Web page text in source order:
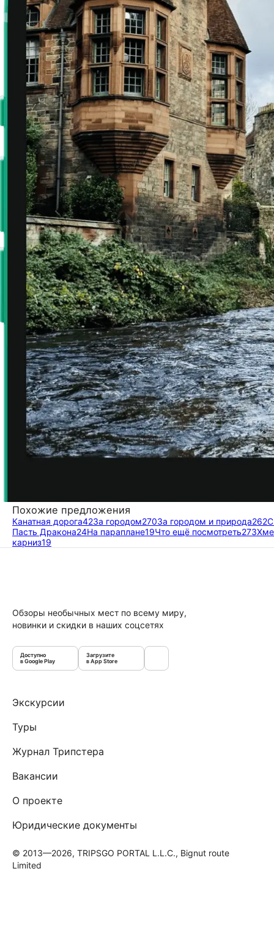
Похожие предложения
Канатная дорога42За городом270За городом и природа262
Пасть Дракона24На параплане19Что ещё посмотреть273
карниз19
Обзоры необычных мест по всему миру,
новинки и скидки в наших соцсетях
Доступно
в Google Play
Загрузите
в App Store
Экскурсии
Туры
Журнал Трипстера
Вакансии
О проекте
Юридические документы
© 2013—2026, TRIPSGO PORTAL L.L.C., Bignut route
Limited